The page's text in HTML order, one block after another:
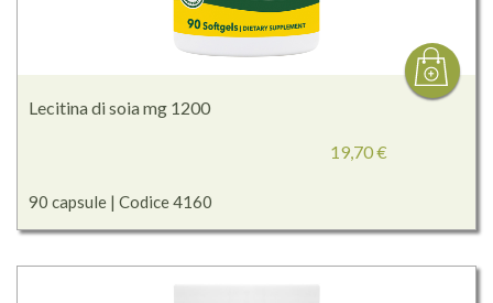
Lecitina di soia mg 1200
90 capsule | Codice 4160
19,70 €